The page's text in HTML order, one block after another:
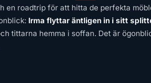
en roadtrip för att hitta de perfekta
Irma flyttar äntligen in i sitt
tittarna hemma i soffan. Det är